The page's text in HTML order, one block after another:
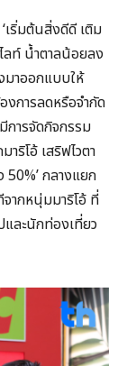
เริ่มต้นสิ่งดีดี เติม
ลท์ น้ำตาลน้อยลง
มาออกแบบให้
การลดหรือจำกัด
การจัดกิจกรรม
ริโอ้ เสริฟไวตา
50%’ กลางแยก
ากหนุ่มมาริโอ้ ที่
และนักท่องเที่ยว